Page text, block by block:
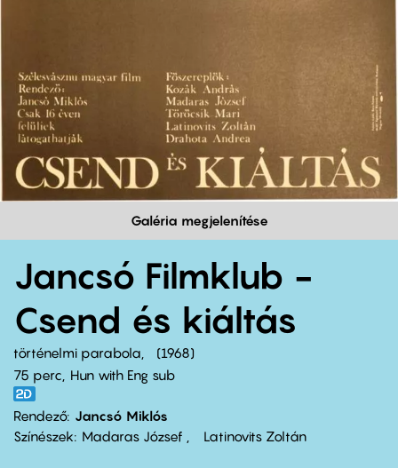
Galéria megjelenítése
Jancsó Filmklub -
Csend és kiáltás
történelmi parabola
1968
75 perc,
Hun with Eng sub
Rendező Jancsó Miklós
Színészek
Madaras József Latinovits Zoltán